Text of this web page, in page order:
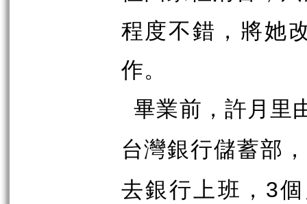
程度不錯，將她
作。
畢業前，許月里
台灣銀行儲蓄部
去銀行上班， 3